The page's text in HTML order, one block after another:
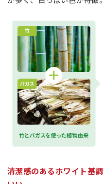
清潔感のあるホワイト基